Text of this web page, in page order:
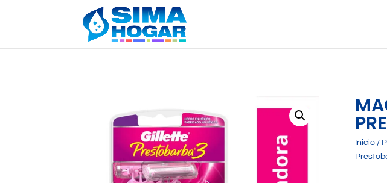
Inicio /